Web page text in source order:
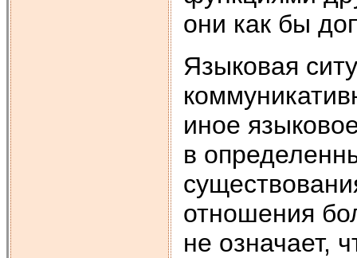
они как бы
Языковая
иное
в
отношения
не означает,